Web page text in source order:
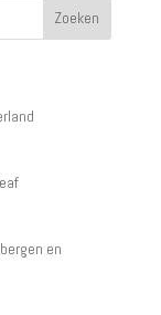
en